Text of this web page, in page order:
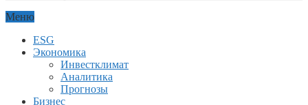
Меню
ESG
Экономика
Инвестклимат
Аналитика
Прогнозы
Бизнес